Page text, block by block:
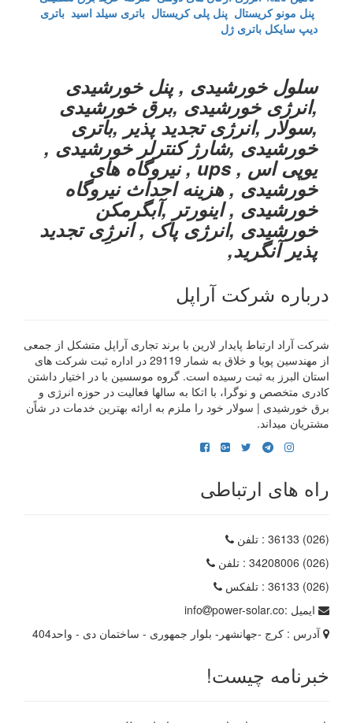
پنل مونو کریستال پنل پلی کریستال باتری سیلد اسید باتری
دیپ سایکل باتری ژل
سلول خورشیدی , پنل خورشیدی
,انرژی خورشیدی ,برق خورشیدی
,سولار ,انرژی تجدید پذیر ,باتری
خورشیدی ,شارژ کنترلر خورشیدی ,
یوپی اس , ups , نیروگاه های
خورشیدی , هزینه احداث نیروگاه
خورشیدی , اینورتر ,آبگرمکن
خورشیدی ,انرژی پاک , انرژِی تجدید
پذیر آنگرید,
درباره شرکت آراپل
شرکت آراد ارتباط پایدار لارین با برند تجاری آراپل متشکل از جمعی
از مهندسین پویا و خلاق به شمار 29119 در اداره ثبت شرکت های
استان البرز به ثبت رسیده است. گروه موسسین با در اختیار داشتن
کادری متخصص و نوگرا، با اتکا به سالها فعالیت در حوزه انرژی و
برق خورشیدی | سولار خود را ملزم به ارائه بهترین خدمات در شاًن
مشتریان میداند.
راه های ارتباطی
(026) 36133
: تلفن
(026) 34208006
: تلفن
(026) 36133
: تلفکس
ایمیل :
info
power-solar.co
آدرس : کرج -جهانشهر- بلوار جمهوری - ساختمان دی - واحد404
خبرنامه چیست!